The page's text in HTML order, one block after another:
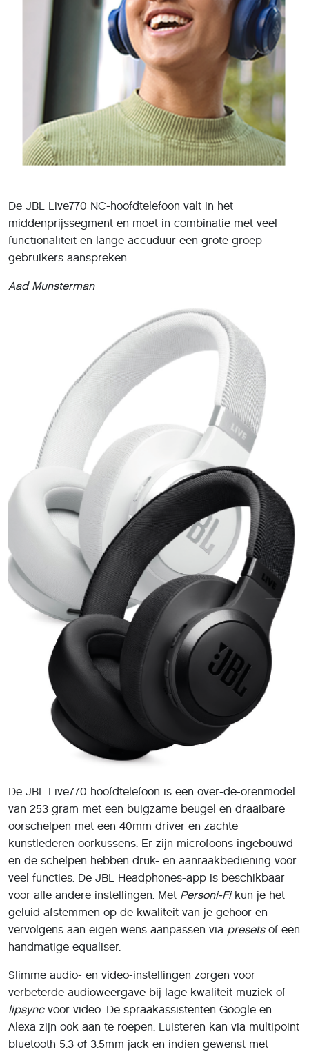
De JBL Live770 NC-hoofdtelefoon valt in het
middenprijssegment en moet in combinatie met veel
functionaliteit en lange accuduur een grote groep
gebruikers aanspreken.
Aad Munsterman
De JBL Live770 hoofdtelefoon is een over-de-orenmodel
van 253 gram met een buigzame beugel en draaibare
oorschelpen met een 40mm driver en zachte
kunstlederen oorkussens. Er zijn microfoons ingebouwd
en de schelpen hebben druk- en aanraakbediening voor
veel functies. De JBL Headphones-app is beschikbaar
voor alle andere instellingen. Met Personi-Fikun je het
geluid afstemmen op de kwaliteit van je gehoor en
vervolgens aan eigen wens aanpassen via presetsof een
handmatige equaliser.
Slimme audio- en video-instellingen zorgen voor
verbeterde audioweergave bij lage kwaliteit muziek of
lipsync voor video. De spraakassistenten Google en
Alexa zijn ook aan te roepen. Luisteren kan via multipoint
bluetooth 5.3 of 3.5mm jack en indien gewenst met